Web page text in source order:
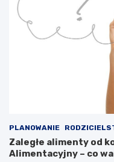
PLANOWANIE
Zaległe alimenty od
Alimentacyjny – co